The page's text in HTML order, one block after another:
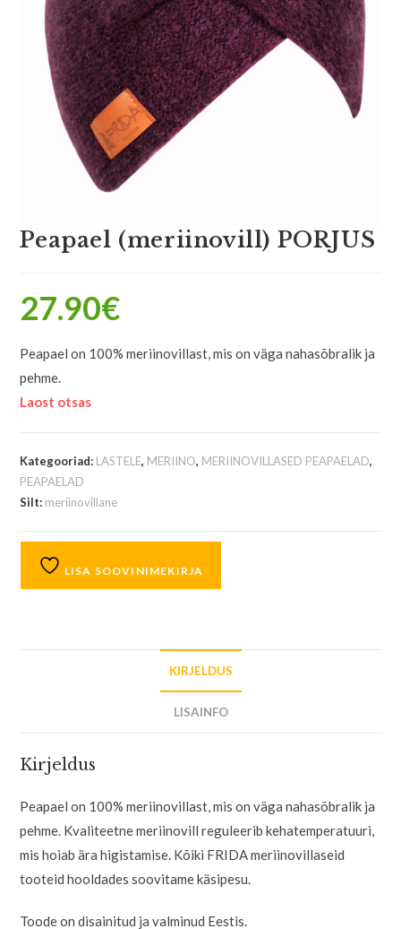
Peapael (meriinovill) PORJUS
27.90€
Peapael on 100% meriinovillast, mis on väga nahasõbralik ja
pehme.
Laost otsas
Kategooriad: LASTELE, MERIINO, MERIINOVILLASED PEAPAELAD,
PEAPAELAD
Silt: meriinovillane
LISA SOOVINIMEKIRJA
KIRJELDUS
LISAINFO
Kirjeldus
Peapael on 100% meriinovillast, mis on väga nahasõbralik ja
pehme. Kvaliteetne meriinovill reguleerib kehatemperatuuri,
mis hoiab ära higistamise. Kõiki FRIDA meriinovillaseid
tooteid hooldades soovitame käsipesu.
Toode on disainitud ja valminud Eestis.